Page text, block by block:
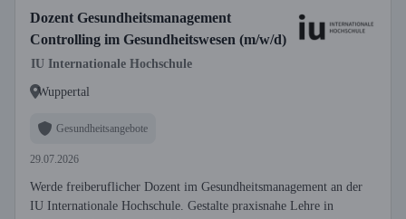
Dozent Gesundheitsmanagement
Controlling im Gesundheitswesen (m/w/d)
IU Internationale Hochschule
Wuppertal
Gesundheitsangebote
29.07.2026
Werde freiberuflicher Dozent im Gesundheitsmanagement an der
IU Internationale Hochschule. Gestalte praxisnahe Lehre in